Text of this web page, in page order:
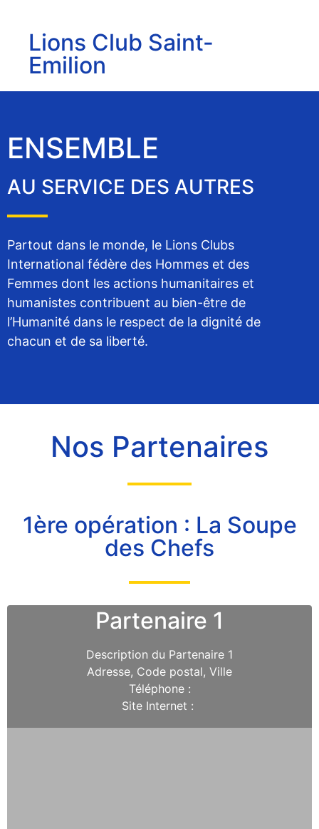
Lions Club Saint-
Emilion
ENSEMBLE
AU SERVICE DES AUTRES
Partout dans le monde, le Lions Clubs
International fédère des Hommes et des
Femmes dont les actions humanitaires et
humanistes contribuent au bien-être de
l’Humanité dans le respect de la dignité de
chacun et de sa liberté.
Nos Partenaires
1ère opération : La Soupe
des Chefs
Partenaire 1
Description du Partenaire 1
Adresse, Code postal, Ville
Téléphone :
Site Internet :